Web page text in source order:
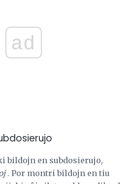
ad
bildojn en subdosierujo,
. Por montri bildojn en tiu